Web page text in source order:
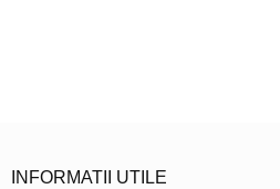
INFORMATII UTILE